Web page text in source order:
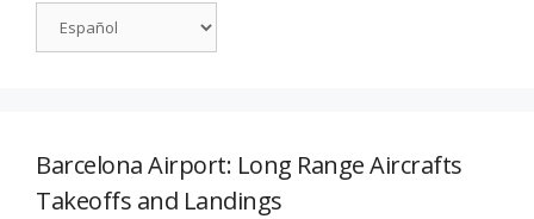
Barcelona Airport: Long Range Aircrafts
Takeoffs and Landings